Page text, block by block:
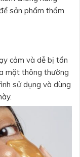
sản phẩm thẩm
cảm và dễ bị tổn
mặt thông thường
sử dụng và dùng